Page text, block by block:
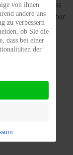
werden. dass
oder erkennbar
von ihnen
andere uns
zu verbessern
ob Sie die
dass bei einer
der